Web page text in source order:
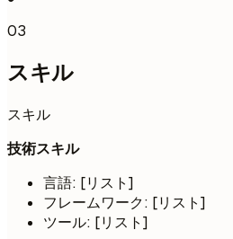
03
スキル
スキル
技術スキル
言語: [リスト]
フレームワーク: [リスト]
ツール: [リスト]